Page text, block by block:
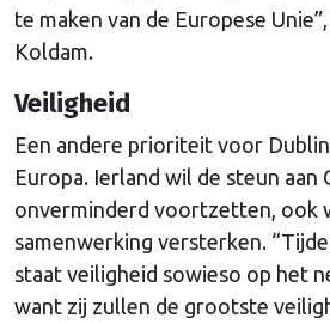
te maken van de Europese
Koldam.
Veiligheid
Een andere prioriteit voor
Europa. Ierland wil de steun aan
onverminderd voortzetten, ook
samenwerking versterken.
staat veiligheid sowieso op het
want zij zullen de grootste